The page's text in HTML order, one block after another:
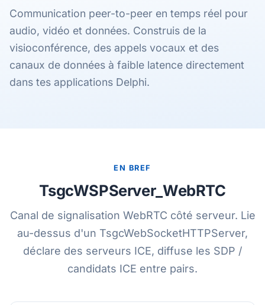
Communication peer-to-peer en temps réel pour
audio, vidéo et données. Construis de la
visioconférence, des appels vocaux et des
canaux de données à faible latence directement
dans tes applications Delphi.
EN BREF
TsgcWSPServer_WebRTC
Canal de signalisation WebRTC côté serveur. Lie
au-dessus d'un TsgcWebSocketHTTPServer,
déclare des serveurs ICE, diffuse les SDP /
candidats ICE entre pairs.